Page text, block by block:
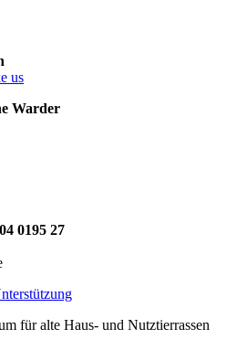
us
Warder
0195 27
für alte Haus- und Nutztierrassen